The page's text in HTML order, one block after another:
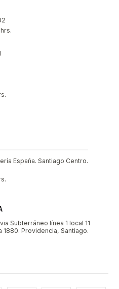
España. Santiago Centro.
Subterráneo línea 1 local 11
Providencia, Santiago.